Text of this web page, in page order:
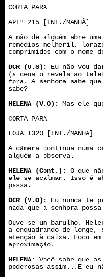
CORTA PARA
APTº 215 [INT./MANHÃ]
A mão de alguém abre
remédios melheril,
comprimidos com o nome
DCR (O.S):
Eu não vou
(a cena o revela ao
fora. A senhora sabe
sabe?
HELENA (V.O):
Mas ele
CORTA PARA
LOJA 1320 [INT./MANHÃ]
A câmera continua numa
alguém a observa.
HELENA (Cont.):
O que
ele se acalmar. Isso é
passa.
DCR (V.O):
Eu nunca te
nada que a senhora
Ouve-se um barulho.
a enquadrando de
atenção à caixa. Foco
aproximação.
HELENA:
Você sabe que
poderosas assim...E eu